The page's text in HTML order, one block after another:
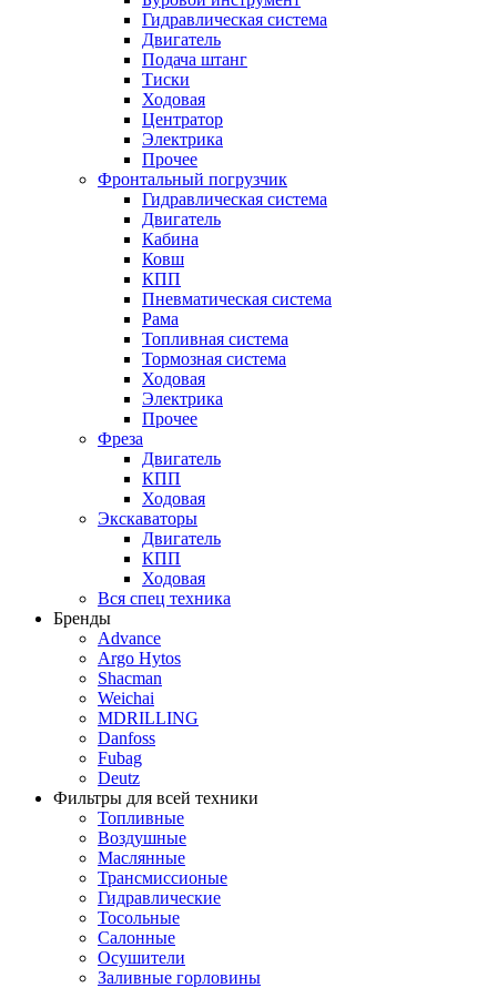
Гидравлическая система
Двигатель
Подача штанг
Тиски
Ходовая
Центратор
Электрика
Прочее
Фронтальный погрузчик
Гидравлическая система
Двигатель
Кабина
Ковш
КПП
Пневматическая система
Рама
Топливная система
Тормозная система
Ходовая
Электрика
Прочее
Фреза
Двигатель
КПП
Ходовая
Экскаваторы
Двигатель
КПП
Ходовая
Вся спец техника
Бренды
Advance
Argo Hytos
Shacman
Weichai
MDRILLING
Danfoss
Fubag
Deutz
Фильтры для всей техники
Топливные
Воздушные
Маслянные
Трансмиссионые
Гидравлические
Тосольные
Салонные
Осушители
Заливные горловины